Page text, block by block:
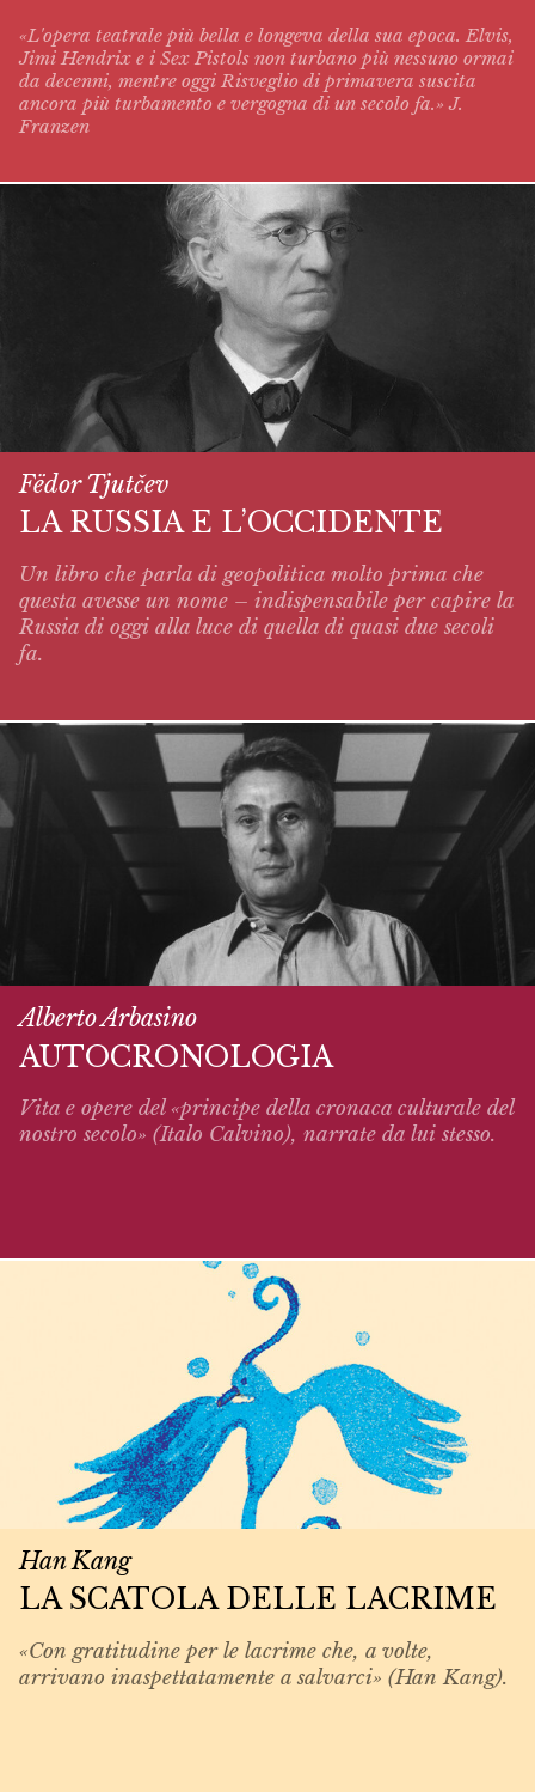
«L'opera teatrale più bella e longeva della sua epoca. Elvis,
Jimi Hendrix e i Sex Pistols non turbano più nessuno ormai
da decenni, mentre oggi Risveglio di primavera suscita
ancora più turbamento e vergogna di un secolo fa.» J.
Franzen
Fëdor Tjutčev
LA RUSSIA E L’OCCIDENTE
Un libro che parla di geopolitica molto prima che
questa avesse un nome – indispensabile per capire la
Russia di oggi alla luce di quella di quasi due secoli
fa.
Alberto Arbasino
AUTOCRONOLOGIA
Vita e opere del «principe della cronaca culturale del
nostro secolo» (Italo Calvino), narrate da lui stesso.
Han Kang
LA SCATOLA DELLE LACRIME
«Con gratitudine per le lacrime che, a volte,
arrivano inaspettatamente a salvarci» (Han Kang).